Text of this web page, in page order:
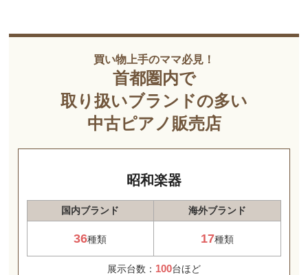
買い物上手のママ必見！
首都圏内で
取り扱いブランドの多い
中古ピアノ販売店
昭和楽器
国内ブランド 海外ブランド
36種類 17種類
展示台数： 100台ほど